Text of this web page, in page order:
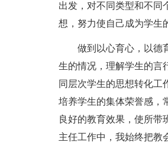
出发，对不同类型和不同
想，努力使自己成为学生
做到以心育心，以德
生的情况，理解学生的言
同层次学生的思想转化工
培养学生的集体荣誉感，
良好的教育效果，使所带
主任工作中，我始终把教